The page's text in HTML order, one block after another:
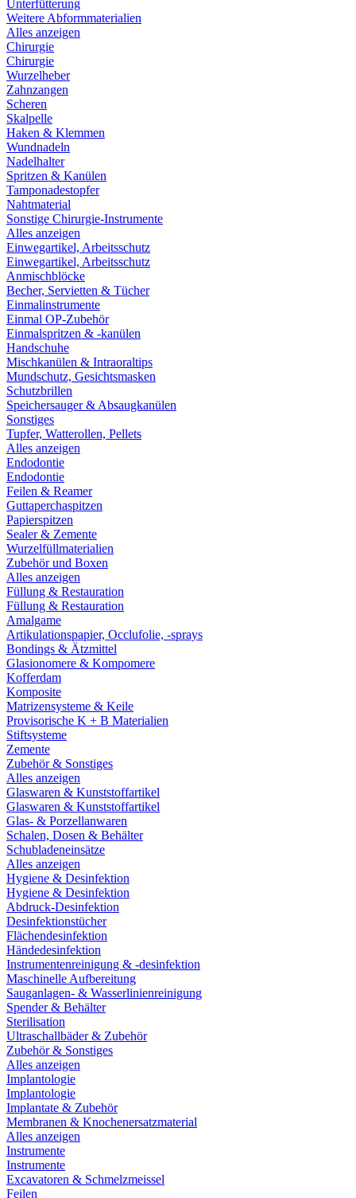
Unterfütterung
Weitere Abformmaterialien
Alles anzeigen
Chirurgie
Chirurgie
Wurzelheber
Zahnzangen
Scheren
Skalpelle
Haken & Klemmen
Wundnadeln
Nadelhalter
Spritzen & Kanülen
Tamponadestopfer
Nahtmaterial
Sonstige Chirurgie-Instrumente
Alles anzeigen
Einwegartikel, Arbeitsschutz
Einwegartikel, Arbeitsschutz
Anmischblöcke
Becher, Servietten & Tücher
Einmalinstrumente
Einmal OP-Zubehör
Einmalspritzen & -kanülen
Handschuhe
Mischkanülen & Intraoraltips
Mundschutz, Gesichtsmasken
Schutzbrillen
Speichersauger & Absaugkanülen
Sonstiges
Tupfer, Watterollen, Pellets
Alles anzeigen
Endodontie
Endodontie
Feilen & Reamer
Guttaperchaspitzen
Papierspitzen
Sealer & Zemente
Wurzelfüllmaterialien
Zubehör und Boxen
Alles anzeigen
Füllung & Restauration
Füllung & Restauration
Amalgame
Artikulationspapier, Occlufolie, -sprays
Bondings & Ätzmittel
Glasionomere & Kompomere
Kofferdam
Komposite
Matrizensysteme & Keile
Provisorische K + B Materialien
Stiftsysteme
Zemente
Zubehör & Sonstiges
Alles anzeigen
Glaswaren & Kunststoffartikel
Glaswaren & Kunststoffartikel
Glas- & Porzellanwaren
Schalen, Dosen & Behälter
Schubladeneinsätze
Alles anzeigen
Hygiene & Desinfektion
Hygiene & Desinfektion
Abdruck-Desinfektion
Desinfektionstücher
Flächendesinfektion
Händedesinfektion
Instrumentenreinigung & -desinfektion
Maschinelle Aufbereitung
Sauganlagen- & Wasserlinienreinigung
Spender & Behälter
Sterilisation
Ultraschallbäder & Zubehör
Zubehör & Sonstiges
Alles anzeigen
Implantologie
Implantologie
Implantate & Zubehör
Membranen & Knochenersatzmaterial
Alles anzeigen
Instrumente
Instrumente
Excavatoren & Schmelzmeissel
Feilen